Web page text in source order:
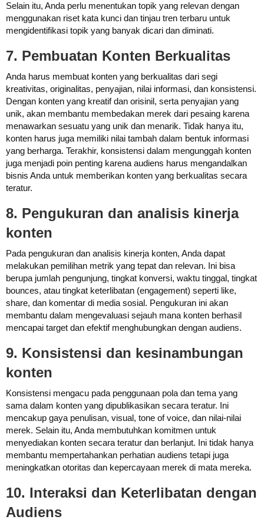
Selain itu, Anda perlu menentukan topik yang relevan dengan
menggunakan riset kata kunci dan tinjau tren terbaru untuk
mengidentifikasi topik yang banyak dicari dan diminati.
7. Pembuatan Konten Berkualitas
Anda harus membuat konten yang berkualitas dari segi
kreativitas, originalitas, penyajian, nilai informasi, dan konsistensi.
Dengan konten yang kreatif dan orisinil, serta penyajian yang
unik, akan membantu membedakan merek dari pesaing karena
menawarkan sesuatu yang unik dan menarik. Tidak hanya itu,
konten harus juga memiliki nilai tambah dalam bentuk informasi
yang berharga. Terakhir, konsistensi dalam mengunggah konten
juga menjadi poin penting karena audiens harus mengandalkan
bisnis Anda untuk memberikan konten yang berkualitas secara
teratur.
8. Pengukuran dan analisis kinerja
konten
Pada pengukuran dan analisis kinerja konten, Anda dapat
melakukan pemilihan metrik yang tepat dan relevan. Ini bisa
berupa jumlah pengunjung, tingkat konversi, waktu tinggal, tingkat
bounces, atau tingkat keterlibatan (engagement) seperti like,
share, dan komentar di media sosial. Pengukuran ini akan
membantu dalam mengevaluasi sejauh mana konten berhasil
mencapai target dan efektif menghubungkan dengan audiens.
9. Konsistensi dan kesinambungan
konten
Konsistensi mengacu pada penggunaan pola dan tema yang
sama dalam konten yang dipublikasikan secara teratur. Ini
mencakup gaya penulisan, visual, tone of voice, dan nilai-nilai
merek. Selain itu, Anda membutuhkan komitmen untuk
menyediakan konten secara teratur dan berlanjut. Ini tidak hanya
membantu mempertahankan perhatian audiens tetapi juga
meningkatkan otoritas dan kepercayaan merek di mata mereka.
10. Interaksi dan Keterlibatan dengan
Audiens